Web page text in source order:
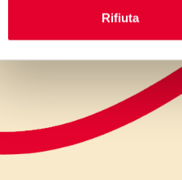
Rifiuta